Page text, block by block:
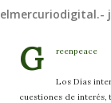
elmercuriodigital.-
G reenpeace
Los Días
cuestiones de interés,